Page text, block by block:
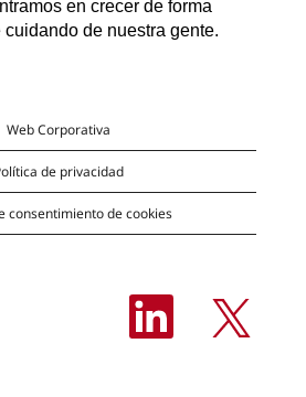
en crecer de forma
de nuestra gente.
Web Corporativa
de privacidad
consentimiento de cookies
S
b
S
a
b